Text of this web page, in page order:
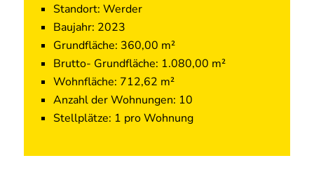
Standort: Werder
Baujahr: 2023
Grundfläche: 360,00 m²
Brutto- Grundfläche: 1.080,00 m²
Wohnfläche: 712,62 m²
Anzahl der Wohnungen: 10
Stellplätze: 1 pro Wohnung